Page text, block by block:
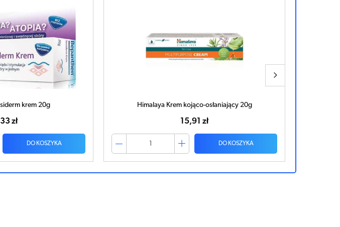
osłaniający 20g
zł
DO KOSZYKA
Alantan Sensitive krem 20g
22,96 zł
DO KOSZYKA